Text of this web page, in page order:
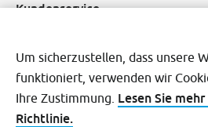
Kundenservice
Häufig gestellte Fragen (FAQ)
Kontakt
Um sicherzustellen, dass unsere
funktioniert, verwenden wir
Ihre Zustimmung. Lesen Sie
Richtlinie.